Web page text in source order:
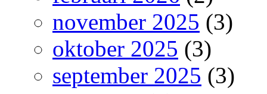
november 2025 (3)
oktober 2025 (3)
september 2025 (3)